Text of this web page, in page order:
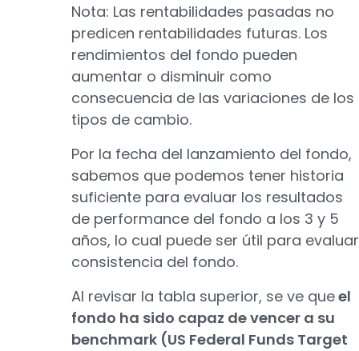
Nota: Las rentabilidades pasadas no
predicen rentabilidades futuras. Los
rendimientos del fondo pueden
aumentar o disminuir como
consecuencia de las variaciones de los
tipos de cambio.
Por la fecha del lanzamiento del fondo,
sabemos que podemos tener historia
suficiente para evaluar los resultados
de performance del fondo a los 3 y 5
años, lo cual puede ser útil para evaluar
consistencia del fondo.
Al revisar la tabla superior, se ve queel
fondo ha sido capaz de vencer a su
benchmark (US Federal Funds Target